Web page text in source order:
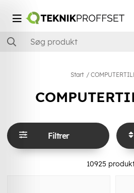
Start
Filtrer
10925